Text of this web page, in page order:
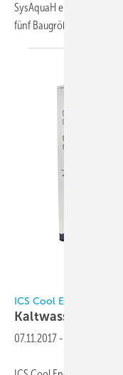
SysAquaH ein
fünf Baugrößen verfügbar
ICS Cool Energy
Kaltwassersatz
07.11.2017 -